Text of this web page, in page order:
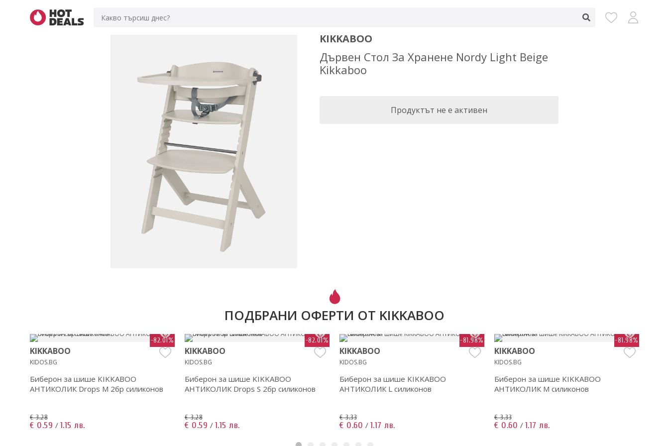
KIKKABOO
Дървен Стол За Храненe Nordy Light Beige
Kikkaboo
Продуктът не е активен
ПОДБРАНИ ОФЕРТИ ОТ KIKKABOO
-82.01%
KIKKABOO
KIDOS.BG
Биберон за шише KIKKABOO
АНТИКОЛИК Drops M 2бр силиконов
€ 3.28
€ 0.59 / 1.15 лв.
-82.01%
KIKKABOO
KIDOS.BG
Биберон за шише KIKKABOO
АНТИКОЛИК Drops S 2бр силиконов
€ 3.28
€ 0.59 / 1.15 лв.
-81.98%
KIKKABOO
KIDOS.BG
Биберон за шише KIKKABOO
АНТИКОЛИК L силиконов
€ 3.33
€ 0.60 / 1.17 лв.
-81.98%
KIKKABOO
KIDOS.BG
Биберон за шише KIKKABOO
АНТИКОЛИК M силиконов
€ 3.33
€ 0.60 / 1.17 лв.